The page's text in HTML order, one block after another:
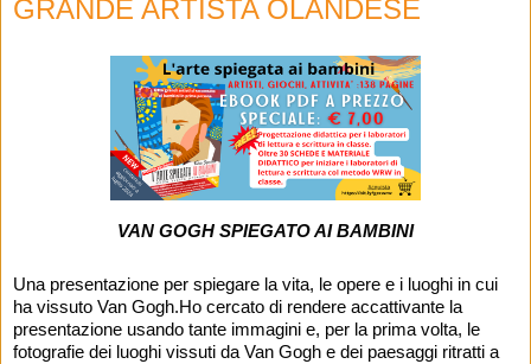
GRANDE ARTISTA OLANDESE
VAN GOGH SPIEGATO AI BAMBINI
Una presentazione per spiegare la vita, le opere e i luoghi in cui
ha vissuto Van Gogh.Ho cercato di rendere accattivante la
presentazione usando tante immagini e, per la prima volta, le
fotografie dei luoghi vissuti da Van Gogh e dei paesaggi ritratti a